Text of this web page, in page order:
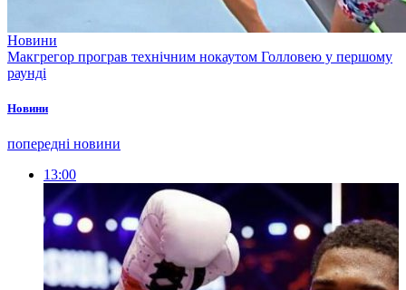
Новини
Макгрегор програв технічним нокаутом Голловею у першому
раунді
Новини
попередні новини
13:00